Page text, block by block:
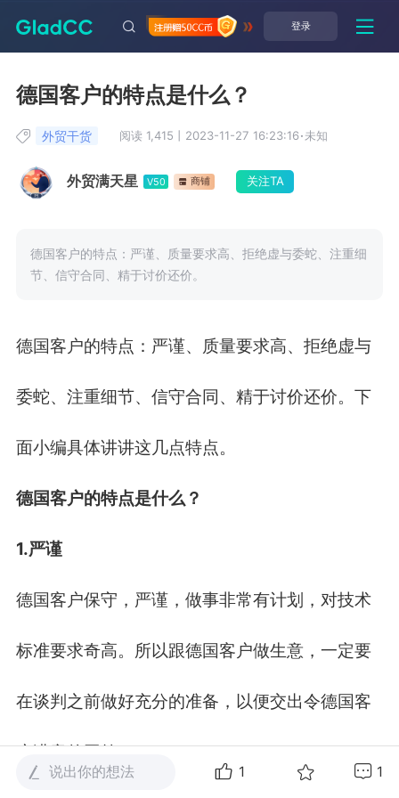
登录
德国客户的特点是什么？
外贸满天星 V50 商铺 关注TA
外贸干货 阅读 1,415 2023-11-27 16:23:16·未知
德国客户的特点：严谨、质量要求高、拒绝虚与委蛇、注重细
节、信守合同、精于讨价还价。
德国客户的特点：严谨、质量要求高、拒绝虚与
委蛇、注重细节、信守合同、精于讨价还价。下
面小编具体讲讲这几点特点。
德国客户的特点是什么？
1.严谨
德国客户保守，严谨，做事非常有计划，对技术
标准要求奇高。所以跟德国客户做生意，一定要
在谈判之前做好充分的准备，以便交出令德国客
户满意的回答。
说出你的想法 1 1